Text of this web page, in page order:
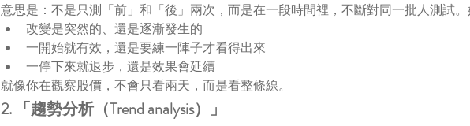
意思是：不是只測「前」和「後」兩次，而是在一段時間裡，不斷對同一批人測試。
改變是突然的、還是逐漸發生的
一開始就有效，還是要練一陣子才看得出來
一停下來就退步，還是效果會延續
就像你在觀察股價，不會只看兩天，而是看整條線。
2. 「趨勢分析（Trend analysis）」